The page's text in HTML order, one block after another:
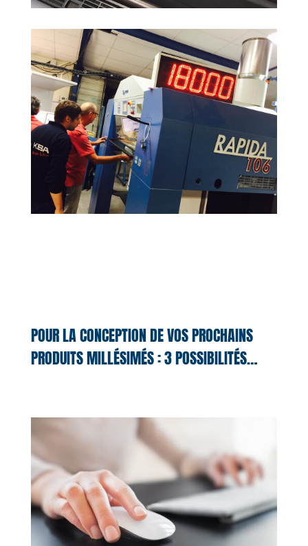
POUR LA CONCEPTION DE VOS PROCHAINS
PRODUITS MILLÉSIMÉS : 3 POSSIBILITÉS…